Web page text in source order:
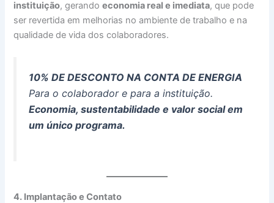
instituição, gerandoeconomia real e imediata, que pode
ser revertida em melhorias no ambiente de trabalho e na
qualidade de vida dos colaboradores.
10% DE DESCONTO NA CONTA DE ENERGIA
Para o colaborador e para a instituição.
Economia, sustentabilidade e valor social em
um único programa.
4. Implantação e Contato